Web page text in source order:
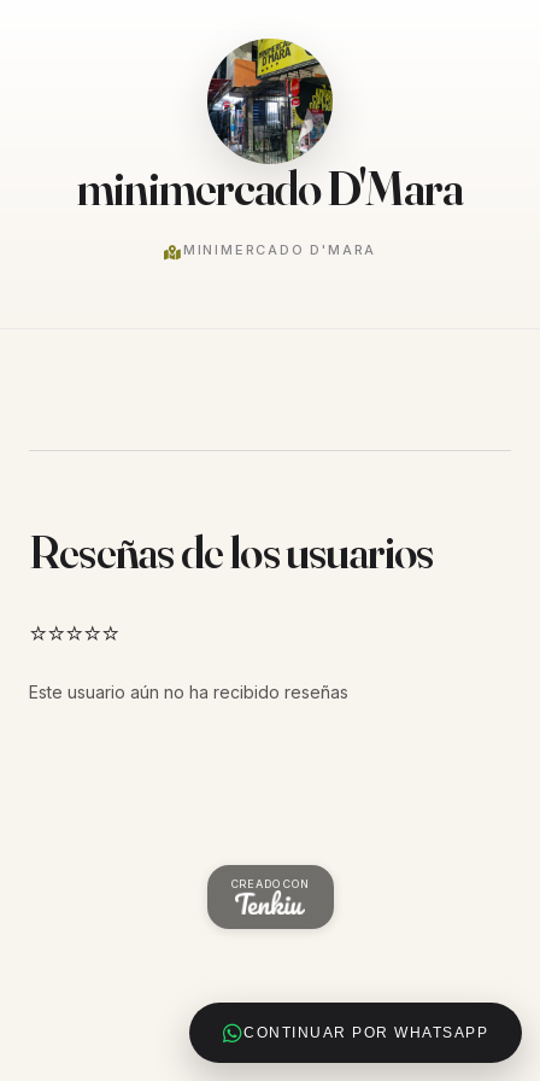
minimercado D'Mara
MINIMERCADO D'MARA
CONTINUAR POR WHATSAPP
Reseñas de los usuarios
⭐⭐⭐⭐⭐
Este usuario aún no ha recibido reseñas
CREADO CON